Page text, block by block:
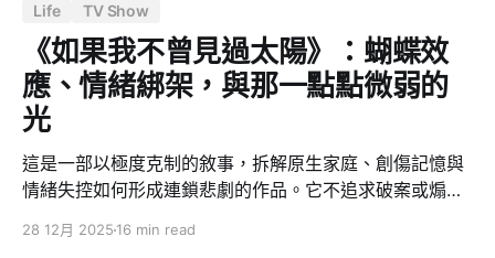
Life TV Show
《如果我不曾見過太陽》：蝴蝶效
應、情緒綁架，與那一點點微弱的
光
這是一部以極度克制的敘事，拆解原生家庭、創傷記憶與
情緒失控如何形成連鎖悲劇的作品。它不追求破案或煽
反射行為，都可能放大成無法回頭的人生斷點。劇中沒有
28 12月 2025 16 min read